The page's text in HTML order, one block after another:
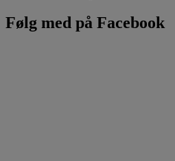
Følg med på Facebook